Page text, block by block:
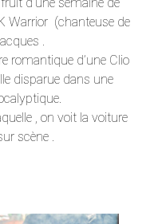
Warrior (chanteuse de
.
romantique d’une Clio
disparue dans une
, on voit la voiture
scène .